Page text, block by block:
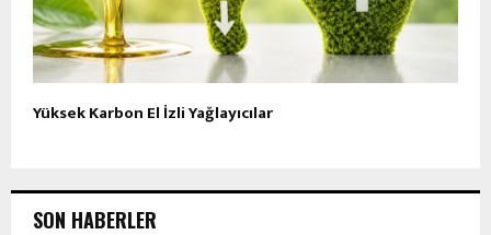
Yüksek Karbon El İzli Yağlayıcılar
SON HABERLER